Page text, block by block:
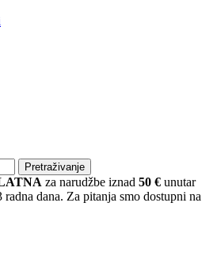
Pretraživanje
za narudžbe iznad 50 € unutar
dana. Za pitanja smo dostupni na